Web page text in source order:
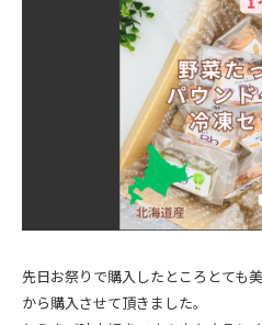
先日お祭りで購入したところとても
から購入させて頂きました。